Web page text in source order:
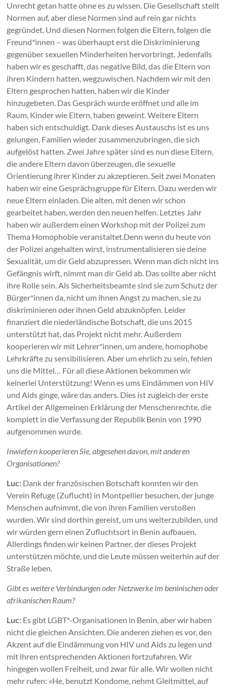
Unrecht getan hatte ohne es zu wissen. Die Gesellschaft stellt
Normen auf, aber diese Normen sind auf rein gar nichts
gegründet. Und diesen Normen folgen die Eltern, folgen die
Freund*innen – was überhaupt erst die Diskriminierung
gegenüber sexuellen Minderheiten hervorbringt. Jedenfalls
haben wir es geschafft, das negative Bild, das die Eltern von
ihren Kindern hatten, wegzuwischen. Nachdem wir mit den
Eltern gesprochen hatten, haben wir die Kinder
hinzugebeten. Das Gespräch wurde eröffnet und alle im
Raum, Kinder wie Eltern, haben geweint. Weitere Eltern
haben sich entschuldigt. Dank dieses Austauschs ist es uns
gelungen, Familien wieder zusammenzubringen, die sich
aufgelöst hatten. Zwei Jahre später sind es nun diese Eltern,
die andere Eltern davon überzeugen, die sexuelle
Orientierung ihrer Kinder zu akzeptieren. Seit zwei Monaten
haben wir eine Gesprächsgruppe für Eltern. Dazu werden wir
neue Eltern einladen. Die alten, mit denen wir schon
gearbeitet haben, werden den neuen helfen. Letztes Jahr
haben wir außerdem einen Workshop mit der Polizei zum
Thema Homophobie veranstaltet.Denn wenn du heute von
der Polizei angehalten wirst, instrumentalisieren sie deine
Sexualität, um dir Geld abzupressen. Wenn man dich nicht ins
Gefängnis wirft, nimmt man dir Geld ab. Das sollte aber nicht
ihre Rolle sein. Als Sicherheitsbeamte sind sie zum Schutz der
Bürger*innen da, nicht um ihnen Angst zu machen, sie zu
diskriminieren oder ihnen Geld abzuknöpfen. Leider
finanziert die niederländische Botschaft, die uns 2015
unterstützt hat, das Projekt nicht mehr. Außerdem
kooperieren wir mit Lehrer*innen, um andere, homophobe
Lehrkräfte zu sensibilisieren. Aber um ehrlich zu sein, fehlen
uns die Mittel… Für all diese Aktionen bekommen wir
keinerlei Unterstützung! Wenn es ums Eindämmen von HIV
und Aids ginge, wäre das anders. Dies ist zugleich der erste
Artikel der Allgemeinen Erklärung der Menschenrechte, die
komplett in die Verfassung der Republik Benin von 1990
aufgenommen wurde.
Inwiefern kooperieren Sie, abgesehen davon, mit anderen
Organisationen?
Luc: Dank der französischen Botschaft konnten wir den
Verein Refuge (Zuflucht) in Montpellier besuchen, der junge
Menschen aufnimmt, die von ihren Familien verstoßen
wurden. Wir sind dorthin gereist, um uns weiterzubilden, und
wir würden gern einen Zufluchtsort in Benin aufbauen.
Allerdings finden wir keinen Partner, der dieses Projekt
unterstützen möchte, und die Leute müssen weiterhin auf der
Straße leben.
Gibt es weitere Verbindungen oder Netzwerke im beninischen oder
afrikanischen Raum?
Luc: Es gibt LGBT*-Organisationen in Benin, aber wir haben
nicht die gleichen Ansichten. Die anderen ziehen es vor, den
Akzent auf die Eindämmung von HIV und Aids zu legen und
mit ihren entsprechenden Aktionen fortzufahren. Wir
hingegen wollen Freiheit, und zwar für alle. Wir wollen nicht
mehr rufen: «He, benutzt Kondome, nehmt Gleitmittel, auf